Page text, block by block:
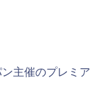
主催のプレミア